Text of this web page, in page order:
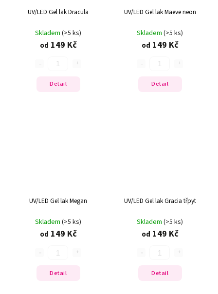
UV/LED Gel lak Dracula
Skladem (>5 ks)
od 149 Kč
Detail
UV/LED Gel lak Maeve neon
Skladem (>5 ks)
od 149 Kč
Detail
UV/LED Gel lak Megan
Skladem (>5 ks)
od 149 Kč
Detail
UV/LED Gel lak Gracia třpyt
Skladem (>5 ks)
od 149 Kč
Detail